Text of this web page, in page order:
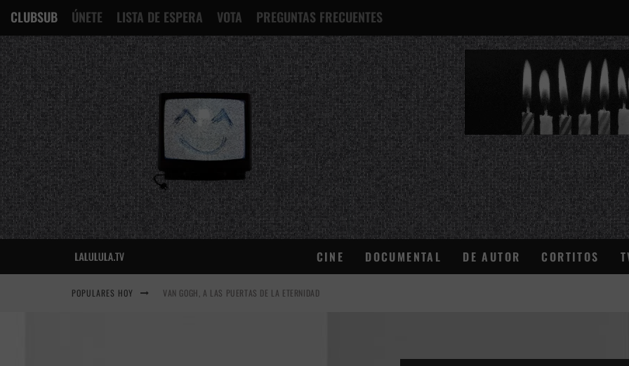
CLUBSUB ÚNETE LISTA DE ESPERA VOTA PREGUNTAS FRECUENTES
¿QUÉ ES ESTO?
CINE DOCUMENTAL DE AUTOR CORTITOS
POPULARES HOY VAN GOGH, A LAS PUERTAS DE LA ETERNIDAD